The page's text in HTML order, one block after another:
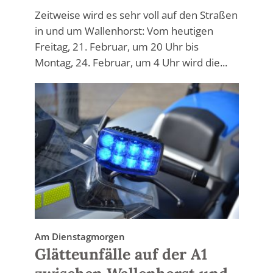
Zeitweise wird es sehr voll auf den Straßen
in und um Wallenhorst: Vom heutigen
Freitag, 21. Februar, um 20 Uhr bis
Montag, 24. Februar, um 4 Uhr wird die...
Am Dienstagmorgen
Glätteunfälle auf der A1